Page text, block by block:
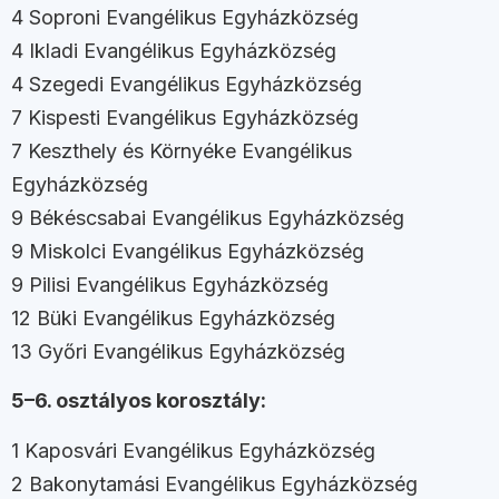
4 Soproni Evangélikus Egyházközség
4 Ikladi Evangélikus Egyházközség
4 Szegedi Evangélikus Egyházközség
7 Kispesti Evangélikus Egyházközség
7 Keszthely és Környéke Evangélikus
Egyházközség
9 Békéscsabai Evangélikus Egyházközség
9 Miskolci Evangélikus Egyházközség
9 Pilisi Evangélikus Egyházközség
12 Büki Evangélikus Egyházközség
13 Győri Evangélikus Egyházközség
5–6. osztályos korosztály:
1 Kaposvári Evangélikus Egyházközség
2 Bakonytamási Evangélikus Egyházközség